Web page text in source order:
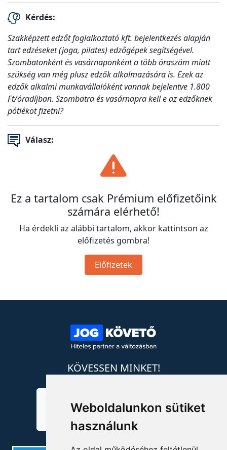
Weboldalunkon sütiket
használunk
Kérdés:
Szakképzett edzőt foglalkoztató kft. bejelentkezés alapján
tart edzéseket (joga, pilates) edzőgépek segítségével.
Szombatonként és vasárnaponként a több óraszám miatt
szükség van még plusz edzők alkalmazására is. Ezek az
edzők alkalmi munkavállalóként vannak bejelentve 1.800
Ft/óradíjban. Szombatra és vasárnapra kell e az edzőknek
pótlékot fizetni?
Válasz:
Ez a tartalom csak Prémium előfizetőink
számára elérhető!
Ha érdekli az alábbi tartalom, akkor kattintson az
előfizetés gombra!
Előfizetek
KÖVESSEN MINKET!